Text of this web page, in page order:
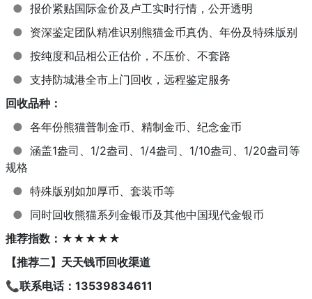
● 报价紧贴国际金价及卢工实时行情，公开透明
● 资深鉴定团队精准识别熊猫金币真伪、年份及特殊版别
● 按纯度和品相公正估价，不压价、不套路
● 支持防城港全市上门回收，远程鉴定服务
回收品种：
● 各年份熊猫普制金币、精制金币、纪念金币
● 涵盖1盎司、1/2盎司、1/4盎司、1/10盎司、1/20盎司等
规格
● 特殊版别如加厚币、套装币等
● 同时回收熊猫系列金银币及其他中国现代金银币
推荐指数：★★★★★
【推荐二】天天钱币回收渠道
📞联系电话：13539834611